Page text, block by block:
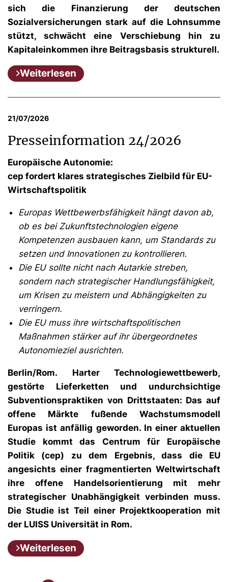
sich die Finanzierung der deutschen
Sozialversicherungen stark auf die Lohnsumme
stützt, schwächt eine Verschiebung hin zu
Kapitaleinkommen ihre Beitragsbasis strukturell.
Weiterlesen
21/07/2026
Presseinformation 24/2026
Europäische Autonomie:
cep fordert klares strategisches Zielbild für EU-
Wirtschaftspolitik
Europas Wettbewerbsfähigkeit hängt davon ab,
ob es bei Zukunftstechnologien eigene
Kompetenzen ausbauen kann, um Standards zu
setzen und Innovationen zu kontrollieren.
Die EU sollte nicht nach Autarkie streben,
sondern nach strategischer Handlungsfähigkeit,
um Krisen zu meistern und Abhängigkeiten zu
verringern.
Die EU muss ihre wirtschaftspolitischen
Maßnahmen stärker auf ihr übergeordnetes
Autonomieziel ausrichten.
Berlin/Rom. Harter Technologiewettbewerb,
gestörte Lieferketten und undurchsichtige
Subventionspraktiken von Drittstaaten: Das auf
offene Märkte fußende Wachstumsmodell
Europas ist anfällig geworden. In einer aktuellen
Studie kommt das Centrum für Europäische
Politik (cep) zu dem Ergebnis, dass die EU
angesichts einer fragmentierten Weltwirtschaft
ihre offene Handelsorientierung mit mehr
strategischer Unabhängigkeit verbinden muss.
Die Studie ist Teil einer Projektkooperation mit
der LUISS Universität in Rom.
Weiterlesen